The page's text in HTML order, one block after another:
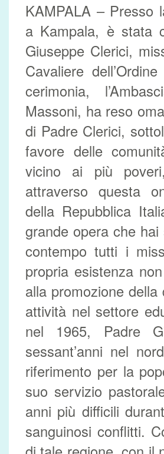
KAMPALA – Presso
a Kampala, è stata
Giuseppe Clerici,
Cavaliere
cerimonia,
Massoni, ha reso
di Padre Clerici,
favore delle
vicino ai più
attraverso questa
della Repubblica
grande opera che
contempo tutti i
propria esistenza
alla promozione
attività nel settore
nel 1965, Padre
sessant’anni nel
riferimento per la
suo servizio
anni più difficili
sanguinosi conflitti.